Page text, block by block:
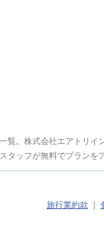
覧。株式会社エアトリイ
タッフが無料でプランを
旅行業約款